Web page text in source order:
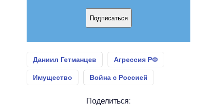
Подписаться
Даниил Гетманцев Агрессия РФ
Имущество Война с Россией
Поделиться: